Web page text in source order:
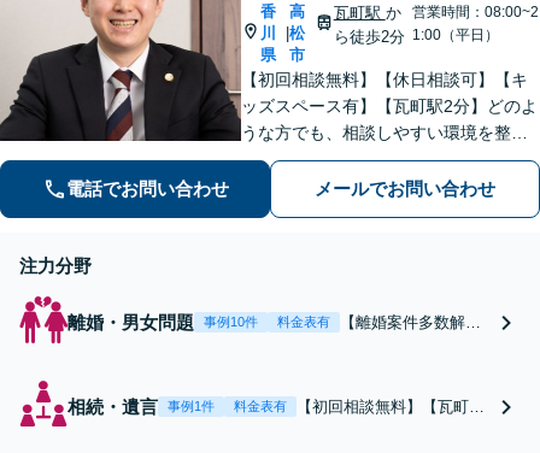
香
川
県
高
松
市
瓦町駅 か
ら徒歩2分
営業時間：08:00~2
1:00（平日）
【初回相談無料】【休日相談可】【キ
ッズスペース有】【瓦町駅2分】どのよ
うな方でも、相談しやすい環境を整え
ています。依頼者様に寄り添った対応
を心がけています。【離婚・男女問
題】DV被害へ積極的に対応。お気軽に
電話でお問い合わせ メールでお問い合わせ
注力分野
離婚・男女問題 事例10件 料金表有
【離婚案件多数解
害のご相談も対応！
相続・遺言 事例1件 料金表有
【初回相談無料】【瓦町駅